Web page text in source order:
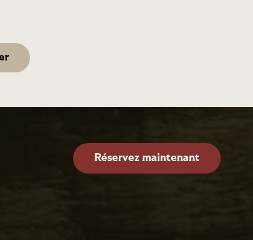
Réservez maintenant